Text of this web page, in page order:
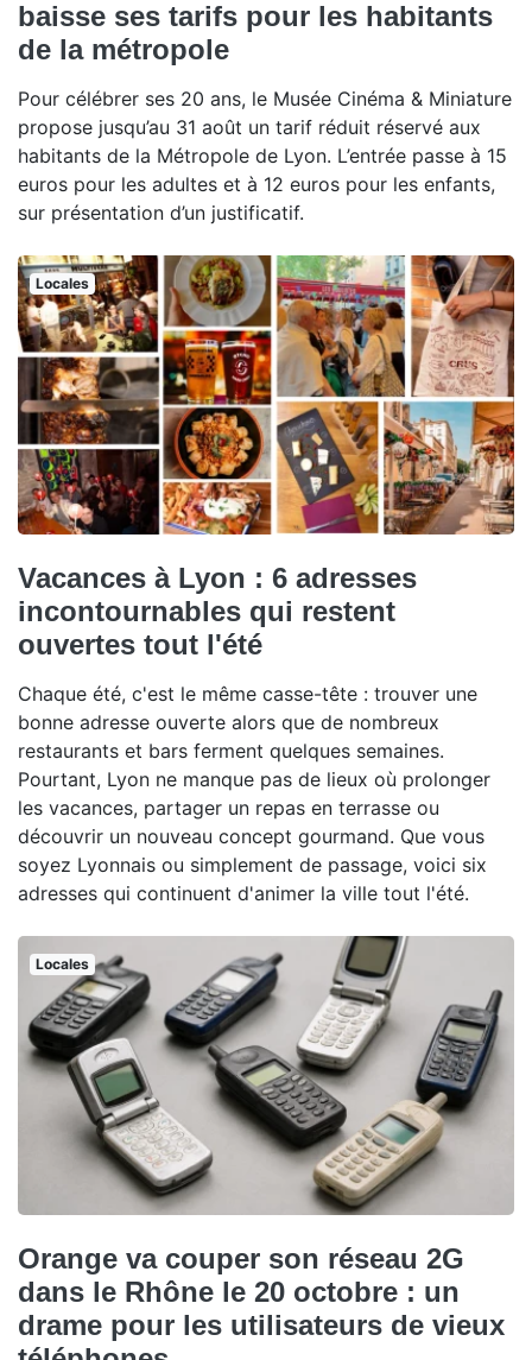
baisse ses tarifs pour les habitants
de la métropole
Pour célébrer ses 20 ans, le Musée Cinéma & Miniature
propose jusqu’au 31 août un tarif réduit réservé aux
habitants de la Métropole de Lyon. L’entrée passe à 15
euros pour les adultes et à 12 euros pour les enfants,
sur présentation d’un justificatif.
Locales
Vacances à Lyon : 6 adresses
incontournables qui restent
ouvertes tout l'été
Chaque été, c'est le même casse-tête : trouver une
bonne adresse ouverte alors que de nombreux
restaurants et bars ferment quelques semaines.
Pourtant, Lyon ne manque pas de lieux où prolonger
les vacances, partager un repas en terrasse ou
découvrir un nouveau concept gourmand. Que vous
soyez Lyonnais ou simplement de passage, voici six
adresses qui continuent d'animer la ville tout l'été.
Locales
Orange va couper son réseau 2G
dans le Rhône le 20 octobre : un
drame pour les utilisateurs de vieux